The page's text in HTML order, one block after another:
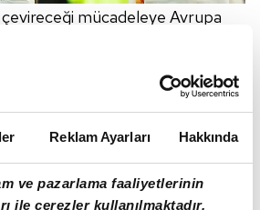
Reklam Ayarları Hakkında
ve pazarlama faaliyetlerinin
ile çerezler kullanılmaktadır.
mücadeleye Avrupa
de büyük ilgi gösteriyor.